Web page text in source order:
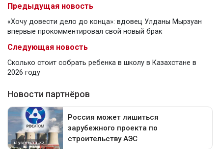
Предыдущая новость
«Хочу довести дело до конца»: вдовец Улданы Мырзуан
впервые прокомментировал свой новый брак
Следующая новость
Сколько стоит собрать ребенка в школу в Казахстане в
2026 году